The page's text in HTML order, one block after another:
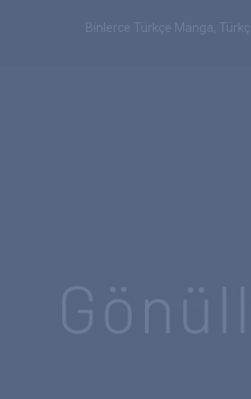
Binlerce Türkçe Manga,